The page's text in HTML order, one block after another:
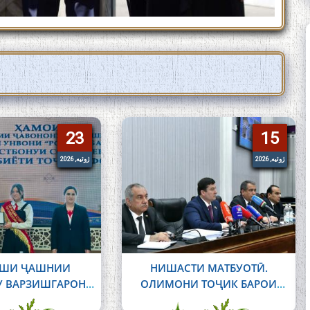
23
23
ژوئیه, 2026
ҶАШНИИ
ВАРЗИШГАРОН
«РОБИАИ
15
15
ژوئیه, 2026
НИШАСТИ МАТБУОТӢ.
ОЛИМОНИ ТОҶИК БАРОИ
ИХТИРОЪ 11 ПАТЕНТ БА ДАСТ